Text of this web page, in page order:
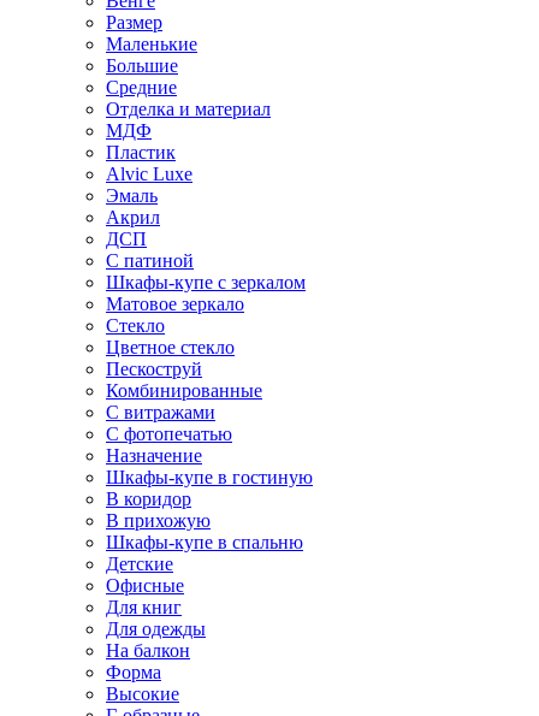
Размер
Маленькие
Большие
Средние
Отделка и материал
МДФ
Пластик
Alvic Luxe
Эмаль
Акрил
ДСП
С патиной
Шкафы-купе с зеркалом
Матовое зеркало
Стекло
Цветное стекло
Пескоструй
Комбинированные
С витражами
С фотопечатью
Назначение
Шкафы-купе в гостиную
В коридор
В прихожую
Шкафы-купе в спальню
Детские
Офисные
Для книг
Для одежды
На балкон
Форма
Высокие